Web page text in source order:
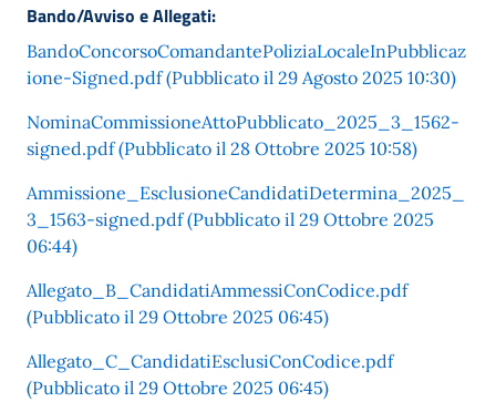
Bando/Avviso e Allegati:
BandoConcorsoComandantePoliziaLocaleInPubblicaz
ione-Signed.pdf (Pubblicato il 29 Agosto 2025 10:30)
NominaCommissioneAttoPubblicato_2025_3_1562-
signed.pdf (Pubblicato il 28 Ottobre 2025 10:58)
Ammissione_EsclusioneCandidatiDetermina_2025_
3_1563-signed.pdf (Pubblicato il 29 Ottobre 2025
06:44)
Allegato_B_CandidatiAmmessiConCodice.pdf
(Pubblicato il 29 Ottobre 2025 06:45)
Allegato_C_CandidatiEsclusiConCodice.pdf
(Pubblicato il 29 Ottobre 2025 06:45)